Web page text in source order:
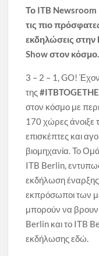
Το ITB Newsroom
τις πιο
εκδηλώσεις
Show στον κόσμο.
3 – 2 – 1, GO!
της
στον κόσμο με
170 χώρες άνοιξε
επισκέπτες και
βιομηχανία. Το
ITB Berlin,
εκδήλωση
εκπρόσωποι των
μπορούν να βρουν
Berlin και το ITB
εκδήλωσης εδώ.